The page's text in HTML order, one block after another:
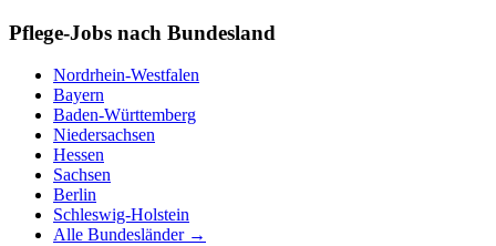
Pflege-Jobs nach Bundesland
Nordrhein-Westfalen
Bayern
Baden-Württemberg
Niedersachsen
Hessen
Sachsen
Berlin
Schleswig-Holstein
Alle Bundesländer →